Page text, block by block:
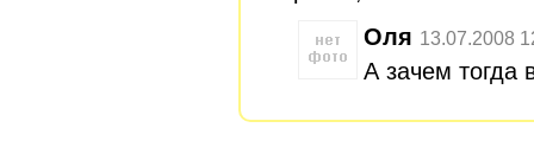
Оля 13.07.2008
А зачем